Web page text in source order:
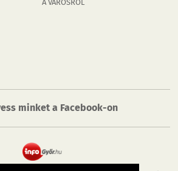
A VÁROSRÓL
minket a Facebook-on